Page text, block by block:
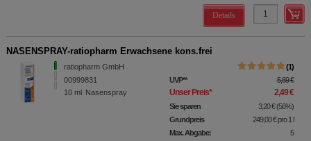
Details
NASENSPRAY-ratiopharm Erwachsene kons.frei
ratiopharm GmbH
00999831
10 ml Nasenspray
1
UVP** 5,69 €
Unser Preis* 2,49 €
Sie sparen 3,20 € (56%)
Grundpreis
249,00 €pro 1 l
Max. Abgabe:
5